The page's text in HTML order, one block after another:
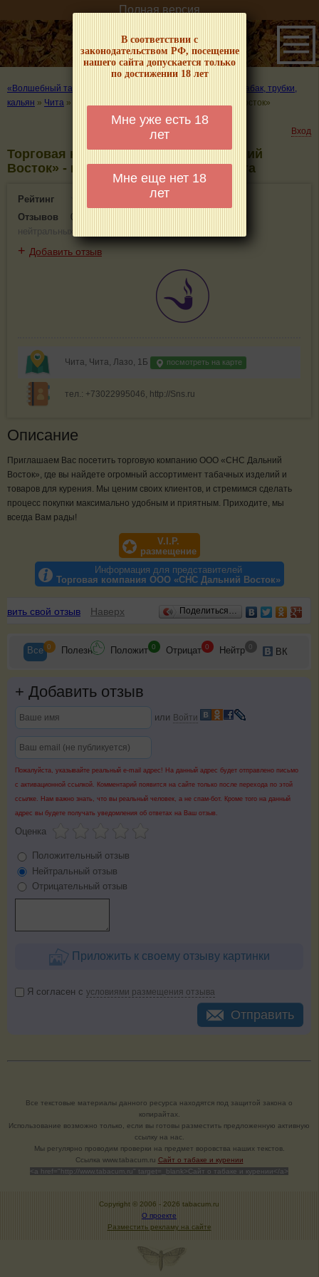
В соответствии с
законодательством РФ, посещение
нашего сайта допускается только
по достижении 18 лет
Мне уже есть 18
лет
Мне еще нет 18
лет
Полная версия
«Волшебный табачок» – о табаке и курении
Где купить табак, трубки,
кальян » Чита » Торговая компания ООО «СНС Дальний Восток»
Вход
Торговая компания ООО «СНС Дальний
Восток» - информация и отзывы. Чита
Рейтинг
0(0)
Отзывов
0
нейтральных
+ Добавить отзыв
Чита, Чита, Лазо, 1Б посмотреть на карте
тел.: +73022995046, http://Sns.ru
Описание
Приглашаем Вас посетить торговую компанию ООО «СНС Дальний
Восток», где вы найдете огромный ассортимент табачных изделий и
товаров для курения. Мы ценим своих клиентов, и стремимся сделать
процесс покупки максимально удобным и приятным. Приходите, мы
всегда Вам рады!
V.I.P.
размещение
Информация для представителей
Торговая компания ООО «СНС Дальний Восток»
Отзывы
свой отзыв Наверх Поделиться…
Все 0 Полезн Положит 0 Отрицат 0 Нейтр 0 ВК
+ Добавить отзыв
или Войти
Пожалуйста, указывайте реальный e-mail адрес! На данный адрес будет отправлено письмо
с активационной ссылкой. Комментарий появится на сайте только после перехода по этой
ссылке. Нам важно знать, что вы реальный человек, а не спам-бот. Кроме того на данный
адрес вы будете получать уведомления об ответах на Ваш отзыв.
Оценка
Положительный отзыв
Нейтральный отзыв
Отрицательный отзыв
Приложить к своему отзыву картинки
Я согласен с условиями размещения отзыва
Отправить
Все текстовые материалы данного ресурса находятся под защитой закона о
копирайтах.
Использование возможно только, если вы готовы разместить предложенную активную
ссылку на нас.
Мы регулярно проводим проверки на предмет воровства наших текстов.
Cсылка www.tabacum.ru Сайт о табаке и курении
<a href="http://www.tabacum.ru" target=_blank>Сайт о табаке и курении</a>
Copyright © 2006 - 2026 tabacum.ru
О проекте
Разместить рекламу на сайте